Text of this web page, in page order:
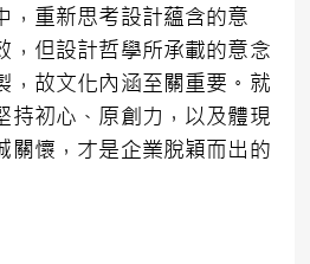
，重新思考設計蘊含的意
，但設計哲學所承載的意念
，故文化內涵至關重要。就
持初心、原創力，以及體現
關懷，才是企業脫穎而出的